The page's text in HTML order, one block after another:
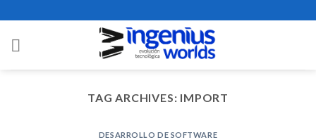
content
TAG ARCHIVES: IMPORT
DESARROLLO DE SOFTWARE